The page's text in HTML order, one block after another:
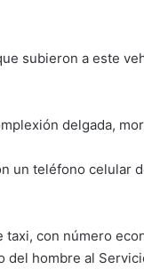
subieron a este
delgada,
un teléfono celular
con número
del hombre al